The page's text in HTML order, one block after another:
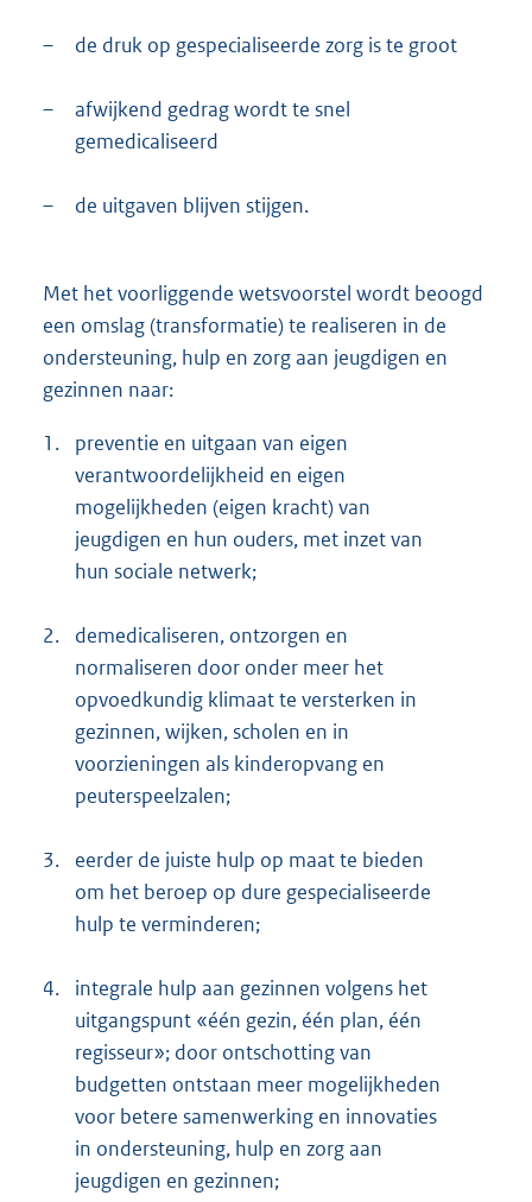
– de druk op gespecialiseerde zorg is te groot
–
afwijkend gedrag wordt te snel
gemedicaliseerd
– de uitgaven blijven stijgen.
Met het voorliggende wetsvoorstel wordt beoogd
een omslag (transformatie) te realiseren in de
ondersteuning, hulp en zorg aan jeugdigen en
gezinnen naar:
1.
preventie en uitgaan van eigen
verantwoordelijkheid en eigen
mogelijkheden (eigen kracht) van
jeugdigen en hun ouders, met inzet van
hun sociale netwerk;
2.
demedicaliseren, ontzorgen en
normaliseren door onder meer het
opvoedkundig klimaat te versterken in
gezinnen, wijken, scholen en in
voorzieningen als kinderopvang en
peuterspeelzalen;
3.
eerder de juiste hulp op maat te bieden
om het beroep op dure gespecialiseerde
hulp te verminderen;
4.
integrale hulp aan gezinnen volgens het
uitgangspunt «één gezin, één plan, één
regisseur»; door ontschotting van
budgetten ontstaan meer mogelijkheden
voor betere samenwerking en innovaties
in ondersteuning, hulp en zorg aan
jeugdigen en gezinnen;